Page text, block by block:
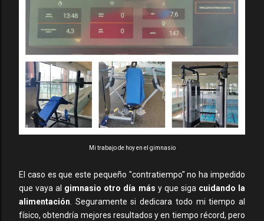
Mi trabajo de hoy en el gimnasio
El caso es que este pequeño "contratiempo" no ha impedido
que vaya al gimnasio otro día más y que siga cuidando la
alimentación. Seguramente si dedicara todo mi tiempo al
físico, obtendría mejores resultados y en tiempo récord, pero